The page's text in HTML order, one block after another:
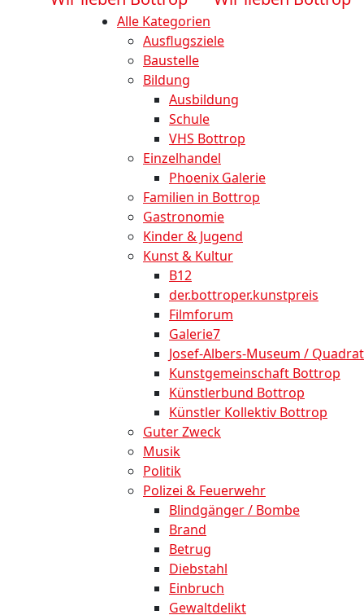
Alle Kategorien
Ausflugsziele
Baustelle
Bildung
Ausbildung
Schule
VHS Bottrop
Einzelhandel
Phoenix Galerie
Familien in Bottrop
Gastronomie
Kinder & Jugend
Kunst & Kultur
B12
der.bottroper.kunstpreis
Filmforum
Galerie7
Josef-Albers-Museum / Quadrat
Kunstgemeinschaft Bottrop
Künstlerbund Bottrop
Künstler Kollektiv Bottrop
Guter Zweck
Musik
Politik
Polizei & Feuerwehr
Blindgänger / Bombe
Brand
Betrug
Diebstahl
Einbruch
Gewaltdelikt